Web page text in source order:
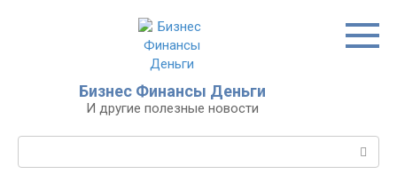
Бизнес Финансы Деньги
И другие полезные новости